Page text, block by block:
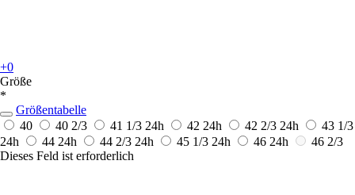
+0
Größe
*
Größentabelle
40
40 2/3 41 1/3 24h 42 24h 42 2/3 24h
43 1/3
24h
44 24h 44 2/3 24h 45 1/3 24h 46 24h
46 2/3
Dieses Feld ist erforderlich